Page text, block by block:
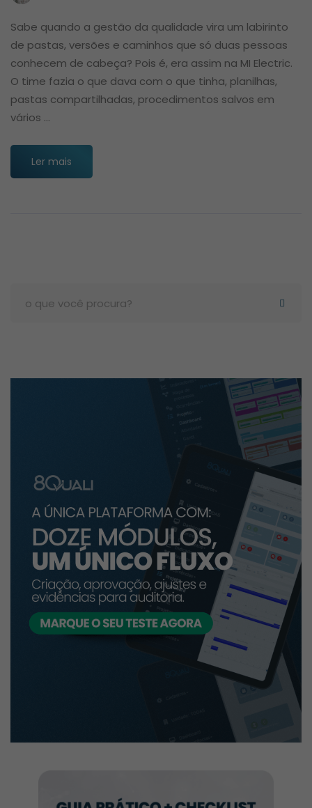
Sabe quando a gestão da qualidade vira um labirinto
de pastas, versões e caminhos que só duas pessoas
conhecem de cabeça? Pois é, era assim na MI Electric.
O time fazia o que dava com o que tinha, planilhas,
pastas compartilhadas, procedimentos salvos em
vários …
Ler mais
for: